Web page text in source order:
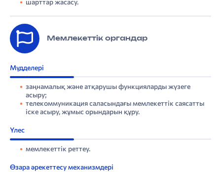
шарттар жасасу.
Мемлекеттік органдар
Мүдделері
заңнамалық және атқарушы функцияларды жүзеге
асыру;
телекоммуникация саласындағы мемлекеттік саясатты
іске асыру, жұмыс орындарын құру.
Үлес
мемлекеттік реттеу.
Өзара әрекеттесу механизмдері